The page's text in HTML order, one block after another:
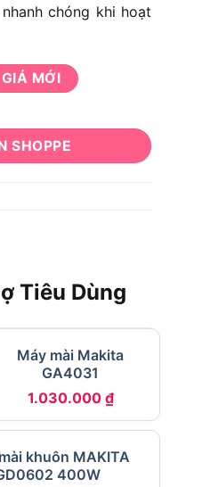
chóng khi hoạt
MỚI
lượng
SHOPPE
Tiêu Dùng
Máy mài Makita
GA4031
1.030.000 ₫
khuôn MAKITA
400W